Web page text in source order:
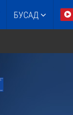
БУСАД